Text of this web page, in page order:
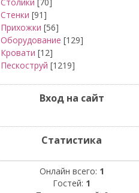
Стенки [91]
Прихожки [56]
Оборудование [129]
Кровати [12]
Пескоструй [1219]
Вход на сайт
Статистика
Онлайн всего: 1
Гостей: 1